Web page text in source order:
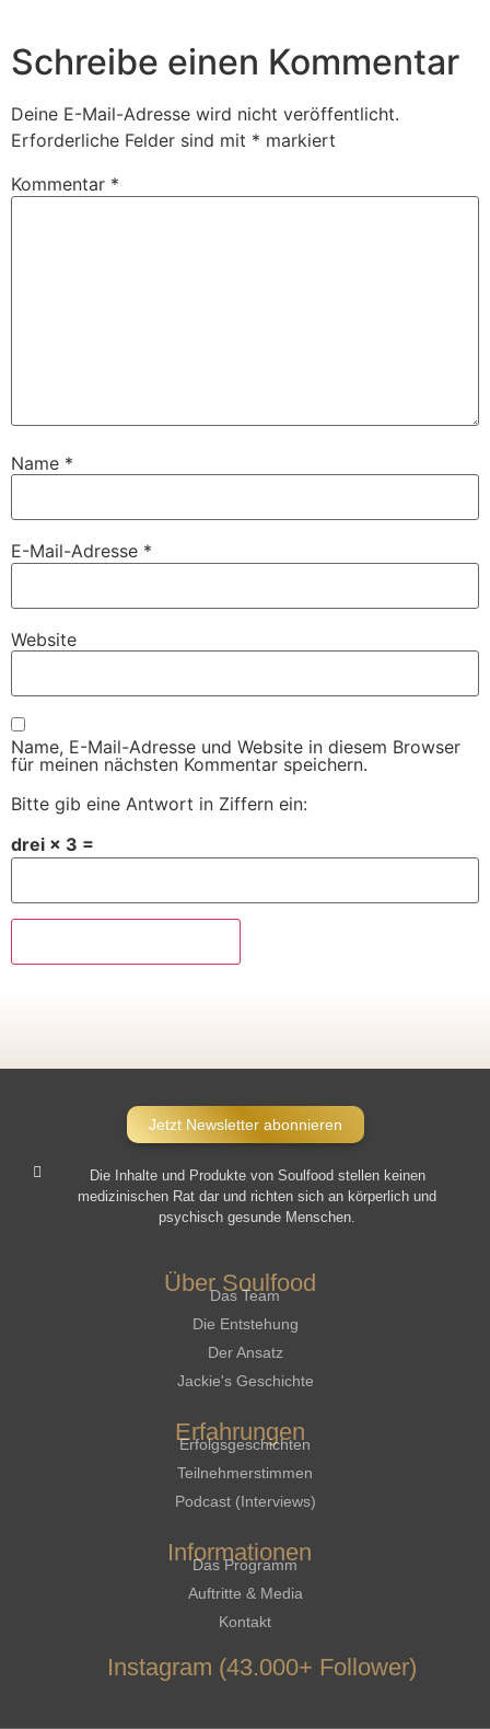
Schreibe einen Kommentar
Deine E-Mail-Adresse wird nicht veröffentlicht.
Erforderliche Felder sind mit * markiert
Kommentar *
Name *
E-Mail-Adresse *
Website
Name, E-Mail-Adresse und Website in diesem Browser
für meinen nächsten Kommentar speichern.
Bitte gib eine Antwort in Ziffern ein:
drei × 3 =
Jetzt Newsletter abonnieren
Die Inhalte und Produkte von Soulfood stellen keinen
medizinischen Rat dar und richten sich an körperlich und
psychisch gesunde Menschen.​
Über Soulfood
Das Team
Die Entstehung
Der Ansatz
Jackie's Geschichte
Erfahrungen
Erfolgsgeschichten
Teilnehmerstimmen
Podcast (Interviews)
Informationen
Das Programm
Auftritte & Media
Kontakt
Instagram (43.000+ Follower)